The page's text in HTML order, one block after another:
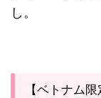
し。
【ベトナム